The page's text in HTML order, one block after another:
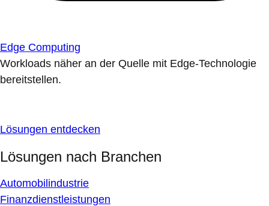
Edge Computing
Workloads näher an der Quelle mit Edge-Technologie
bereitstellen.
Lösungen entdecken
Lösungen nach Branchen
Automobilindustrie
Finanzdienstleistungen